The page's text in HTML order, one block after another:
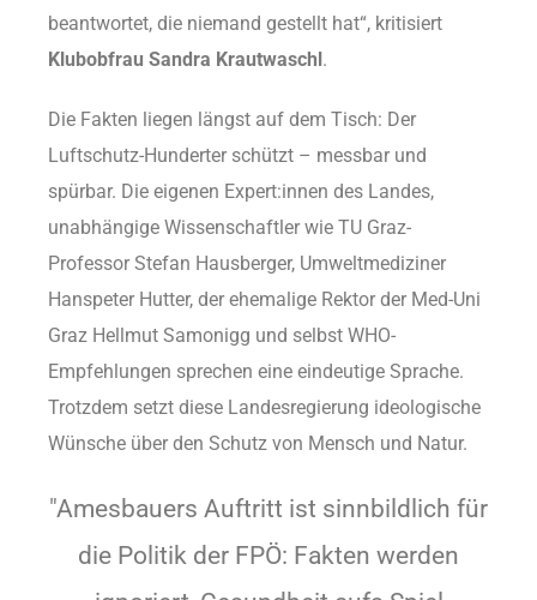
beantwortet, die niemand gestellt hat“, kritisiert
Klubobfrau Sandra Krautwaschl.
Die Fakten liegen längst auf dem Tisch: Der
Luftschutz-Hunderter schützt – messbar und
spürbar. Die eigenen Expert:innen des Landes,
unabhängige Wissenschaftler wie TU Graz-
Professor Stefan Hausberger, Umweltmediziner
Hanspeter Hutter, der ehemalige Rektor der Med-Uni
Graz Hellmut Samonigg und selbst WHO-
Empfehlungen sprechen eine eindeutige Sprache.
Trotzdem setzt diese Landesregierung ideologische
Wünsche über den Schutz von Mensch und Natur.
"Amesbauers Auftritt ist sinnbildlich für
die Politik der FPÖ: Fakten werden